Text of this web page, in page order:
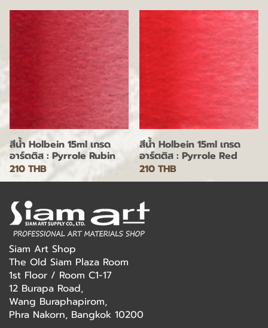
สีน้ำ Holbein 15ml เกรด
อาร์ตติส : Pyrrole Rubin
210 THB
สีน้ำ Holbein 15ml เกรด
อาร์ตติส : Pyrrole Red
210 THB
Siam Art Shop
The Old Siam Plaza Room
1st Floor / Room C1-17
12 Burapa Road,
Wang Buraphapirom,
Phra Nakorn, Bangkok 10200